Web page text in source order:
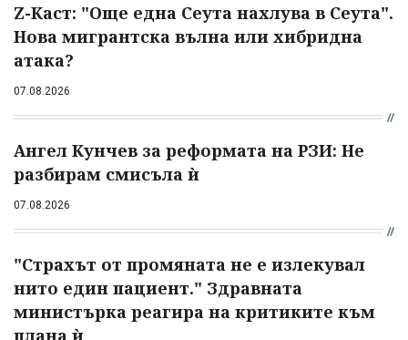
Z-Каст: "Още една Сеута нахлува в Сеута".
Нова мигрантска вълна или хибридна
атака?
07.08.2026
Ангел Кунчев за реформата на РЗИ: Не
разбирам смисъла ѝ
07.08.2026
"Страхът от промяната не е излекувал
нито един пациент." Здравната
министърка реагира на критиките към
плана ѝ